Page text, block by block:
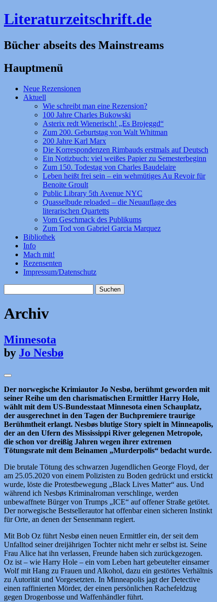
Literaturzeitschrift.de
Bücher abseits des Mainstreams
Hauptmenü
Zum
Inhalt
Neue Rezensionen
Aktuell
Wie schreibt man eine Rezension?
100 Jahre Charles Bukowski
Asterix redt Wienerisch! „Es Brojeggd“
Zum 200. Geburtstag von Walt Whitman
200 Jahre Karl Marx
Die Korrespondenzen Rimbauds erstmals auf Deutsch
Ein Notizbuch: viel weißes Papier zu Semesterbeginn
Zum 150. Todestag von Charles Baudelaire
Leben heißt frei sein – ein wehmütiges Au Revoir für
Benoite Groult
Public Library 5th Avenue NYC
Quasselbude reloaded – die Neuauflage des
literarischen Quartetts
Vom Geschmack des Publikums
Zum Tod von Gabriel Garcia Marquez
Bibliothek
Info
Mach mit!
Rezensenten
Impressum/Datenschutz
nach:
Archiv
Minnesota
by Jo Nesbø
Der norwegische Krimiautor Jo Nesbø, berühmt geworden mit
seiner Reihe um den charismatischen Ermittler Harry Hole,
wählt mit dem US-Bundesstaat Minnesota einen Schauplatz,
der ausgerechnet in den Tagen der Buchpremiere traurige
Berühmtheit erlangt. Nesbøs blutige Story spielt in Minneapolis,
der an den Ufern des Mississippi River gelegenen Metropole,
die schon vor dreißig Jahren wegen ihrer extremen
Tötungsrate mit dem Beinamen „Murderpolis“ bedacht wurde.
Die brutale Tötung des schwarzen Jugendlichen George Floyd, der
am 25.05.2020 von einem Polizisten zu Boden gedrückt und erstickt
wurde, löste die Protestbewegung „Black Lives Matter“ aus. Und
während ich Nesbøs Kriminalroman verschlinge, werden
unbewaffnete Bürger von Trumps „ICE“ auf offener Straße getötet.
Der norwegische Bestsellerautor hat offenbar einen sicheren Instinkt
für Orte, an denen der Sensenmann regiert.
Mit Bob Oz führt Nesbø einen neuen Ermittler ein, der seit dem
Unfalltod seiner dreijährigen Tochter nicht mehr er selbst ist. Seine
Frau Alice hat ihn verlassen, Freunde haben sich zurückgezogen.
Oz ist – wie Harry Hole – ein vom Leben hart gebeutelter einsamer
Wolf mit Hang zu Frauen und Alkohol, dazu ein gestörtes Verhältnis
zu Autorität und Vorgesetzten. In Minneapolis jagt der Detective
einen raffinierten Mörder, der einen persönlichen Rachefeldzug
gegen Drogenbosse und Waffenhändler führt.